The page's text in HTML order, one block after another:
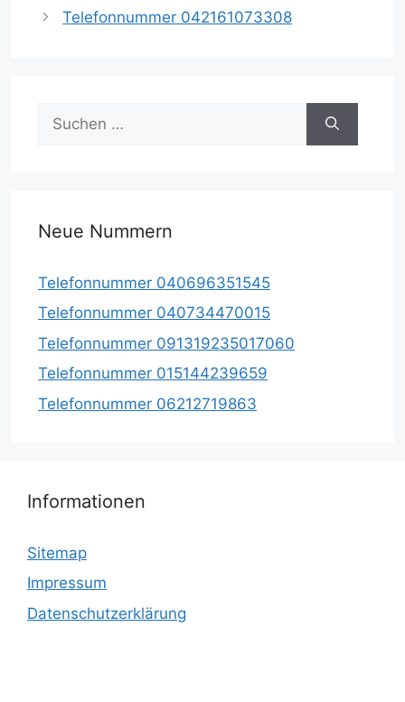
Telefonnummer 042161073308
nach:
Neue Nummern
Telefonnummer 040696351545
Telefonnummer 040734470015
Telefonnummer 091319235017060
Telefonnummer 015144239659
Telefonnummer 06212719863
Informationen
Sitemap
Impressum
Datenschutzerklärung